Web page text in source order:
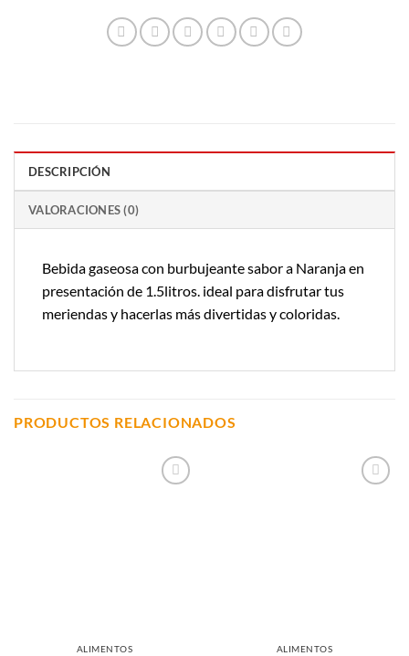
DESCRIPCIÓN
VALORACIONES (0)
Bebida gaseosa con burbujeante sabor a Naranja en
presentación de 1.5litros. ideal para disfrutar tus
meriendas y hacerlas más divertidas y coloridas.
PRODUCTOS RELACIONADOS
ALIMENTOS ALIMENTOS